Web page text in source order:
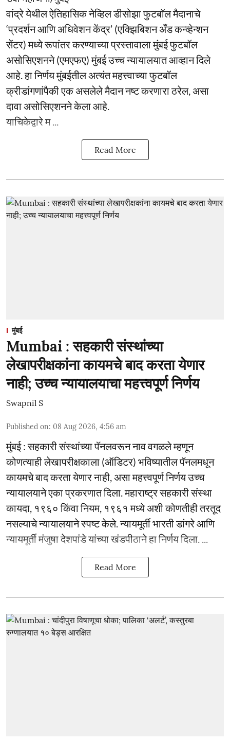
वांद्रे येथील ऐतिहासिक नेव्हिल डीसोझा फुटबॉल मैदानाचे
‘प्रदर्शन आणि अधिवेशन केंद्र’ (एक्झिबिशन अँड कन्व्हेन्शन
सेंटर) मध्ये रूपांतर करण्याच्या प्रस्तावाला मुंबई फुटबॉल
असोसिएशनने (एमएफए) मुंबई उच्च न्यायालयात आव्हान दिले
आहे. हा निर्णय मुंबईतील अत्यंत महत्त्वाच्या फुटबॉल
क्रीडांगणांपैकी एक असलेले मैदान नष्ट करणारा ठरेल, असा
दावा असोसिएशनने केला आहे.
याचिकेद्वारे म ...
Read More
मुंबई
Mumbai : सहकारी संस्थांच्या
लेखापरीक्षकांना कायमचे बाद करता येणार
नाही; उच्च न्यायालयाचा महत्त्वपूर्ण निर्णय
Swapnil S
Published on: 08 Aug 2026, 4:56 am
मुंबई : सहकारी संस्थांच्या पॅनलवरून नाव वगळले म्हणून
कोणत्याही लेखापरीक्षकाला (ऑडिटर) भविष्यातील पॅनलमधून
कायमचे बाद करता येणार नाही, असा महत्त्वपूर्ण निर्णय उच्च
न्यायालयाने एका प्रकरणात दिला. महाराष्ट्र सहकारी संस्था
कायदा, १९६० किंवा नियम, १९६१ मध्ये अशी कोणतीही तरतूद
नसल्याचे न्यायालयाने स्पष्ट केले. न्यायमूर्ती भारती डांगरे आणि
न्यायमूर्ती मंजुषा देशपांडे यांच्या खंडपीठाने हा निर्णय दिला. ...
Read More